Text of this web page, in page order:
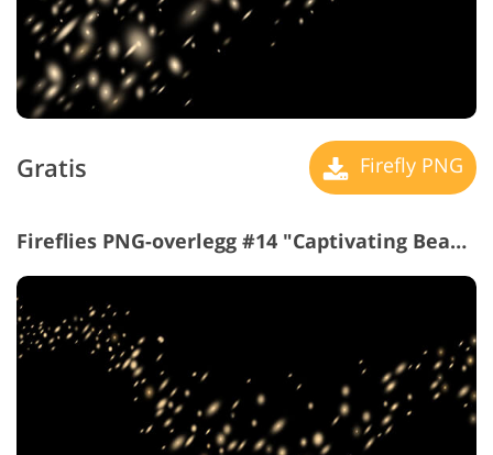
Gratis Firefly PNG
Fireflies PNG-overlegg #14 "Captivating Beauty"